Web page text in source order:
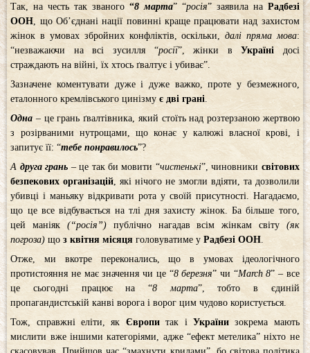
Так, на честь так званого “8 марта” “росія” заявила на Радбезі
ООН , що Об’єднані нації повинні краще працювати над захистом
жінок в умовах збройних конфліктів, оскільки,далі пряма мова:
“незважаючи на всі зусилля “росії”, жінки вУкраїні досі
страждають на війні, їх хтось ґвалтує і убиває”.
Зазначене коментувати дуже і дуже важко, проте у безмежного,
еталонного кремлівського цинізмує дві грані
Одна – це грань ґвалтівника, який стоїть над розтерзаною жертвою
з розірваними нутрощами, що конає у калюжі власної крові, і
запитує її: “тебе понравилось”?
А друга грань – це так би мовити “чистенькі”, чиновники світових
безпекових організацій , які нічого не змогли вдіяти, та дозволили
убивці і маньяку відкривати рота у своїй присутності. Нагадаємо,
що це все відбувається на тлі дня захисту жінок. Ба більше того,
цей маніяк (“росія”)публічно нагадав всім жінкам світу (як
погроза) щоз квітня місяця головуватиме уРадбезі ООН
Отже, ми вкотре переконались, що в умовах ідеологічного
протистояння не має значення чи це “8 березня” чи “March 8” – все
це сьогодні працює на “8 марта”, тобто в єдиній
пропагандистській канві ворога і ворог цим чудово користується.
Тож, справжні еліти, як Європитак і Українизокрема мають
мислити вже іншими категоріями, адже “ефект метелика” ніхто не